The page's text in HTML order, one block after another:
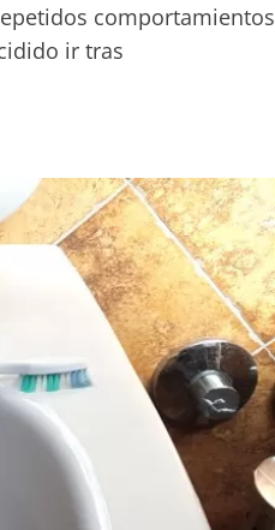
comportamientos
ir tras